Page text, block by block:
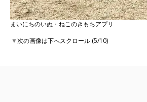
まいにちのいぬ・ねこのきもちアプリ
▼次の画像は下へスクロール (5/10)